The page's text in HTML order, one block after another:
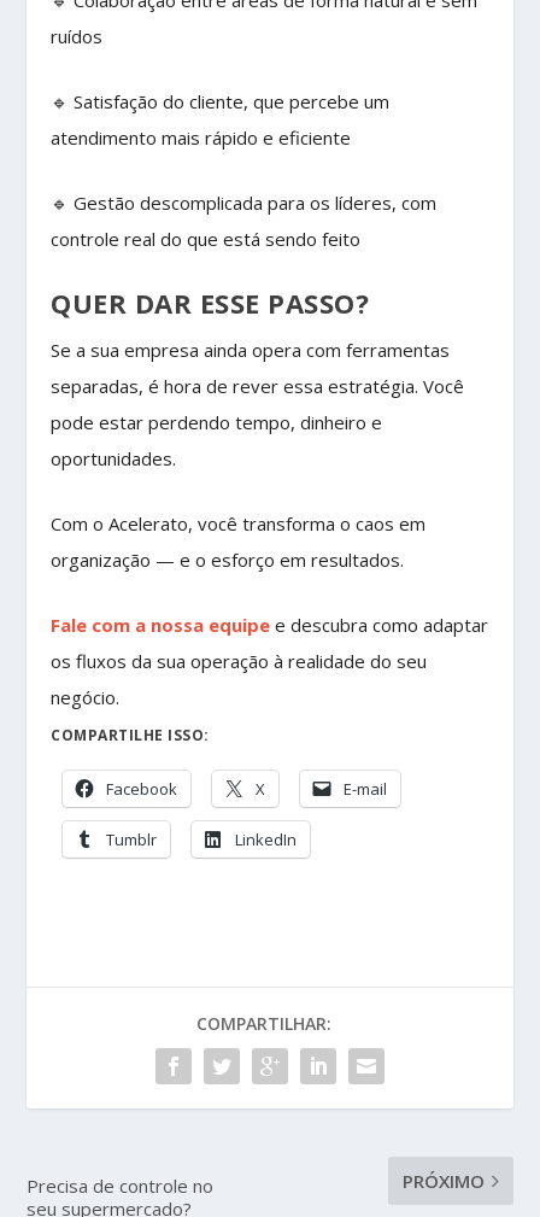
ruídos
🔹 Satisfação do cliente, que percebe um
atendimento mais rápido e eficiente
🔹 Gestão descomplicada para os líderes, com
controle real do que está sendo feito
QUER DAR ESSE PASSO?
Se a sua empresa ainda opera com ferramentas
separadas, é hora de rever essa estratégia. Você
pode estar perdendo tempo, dinheiro e
oportunidades.
Com o Acelerato, você transforma o caos em
organização — e o esforço em resultados.
Fale com a nossa equipe e descubra como adaptar
os fluxos da sua operação à realidade do seu
negócio.
COMPARTILHE ISSO:
Facebook X E-mail
Tumblr LinkedIn
COMPARTILHAR:
Precisa de controle no
seu supermercado?
PRÓXIMO